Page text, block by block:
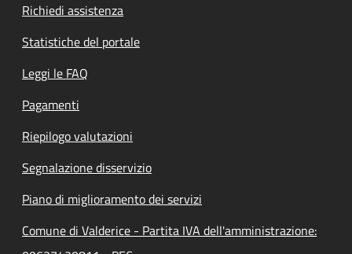
Richiedi assistenza
Statistiche del portale
Leggi le FAQ
Pagamenti
Riepilogo valutazioni
Segnalazione disservizio
Piano di miglioramento dei servizi
Comune di Valderice - Partita IVA dell'amministrazione: